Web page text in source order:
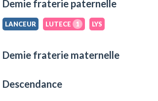
Demie fraterie paternelle
LANCEUR LUTECE 1 LYS
Demie fraterie maternelle
Descendance